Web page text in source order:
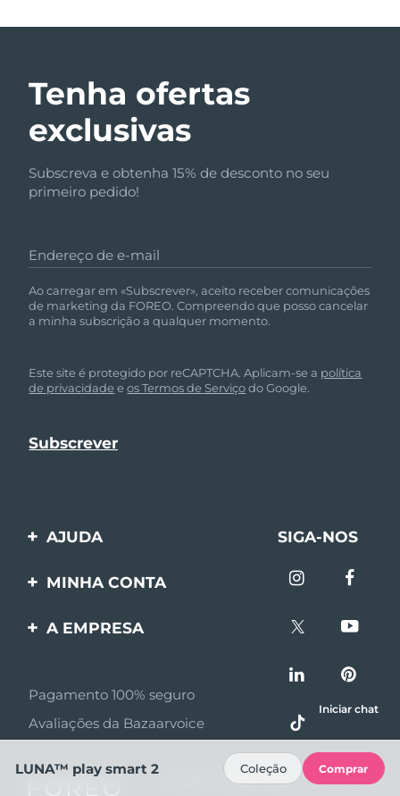
Tenha ofertas
exclusivas
Subscreva e obtenha 15% de desconto no seu
primeiro pedido!
Endereço de e-mail
Ao carregar em «Subscrever», aceito receber comunicações
de marketing da FOREO. Compreendo que posso cancelar
a minha subscrição a qualquer momento.
Este site é protegido por reCAPTCHA. Aplicam-se a política
de privacidade eos Termos de Serviçodo Google.
AJUDA
Entre em contato
SIGA-NOS
MINHA CONTA
Registro de produto
A EMPRESA
Afiliados
Notícias de afiliados
MYSA
Pagamento 100% seguro
Avaliações da Bazaarvoice
© 2026 FOREO Todos os direitos
Iniciar chat
LUNA™ play smart 2 Coleção Comprar